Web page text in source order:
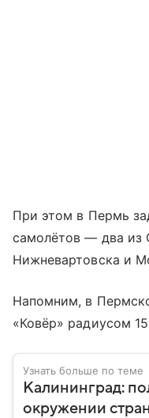
При этом в Пермь
самолётов — два из
Нижневартовска и
Напомним, в
«Ковёр» радиусом
Узнать больше по теме
Калининград:
окружении